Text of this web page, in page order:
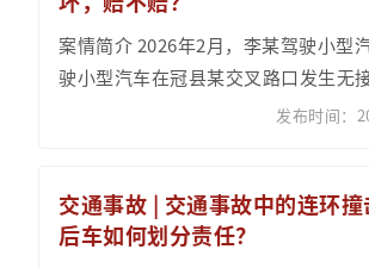
案情简介 2026年2月，李某驾驶小型
驶小型汽车在冠县某交叉路口发生无
故。冠县公安局交通管理大队作出《
发布时间：
交通事故 | 交通事故中的连环
后车如何划分责任？